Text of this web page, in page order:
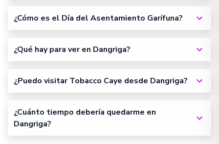
¿Cómo es el Día del Asentamiento Garífuna?
¿Qué hay para ver en Dangriga?
¿Puedo visitar Tobacco Caye desde Dangriga?
¿Cuánto tiempo debería quedarme en
Dangriga?